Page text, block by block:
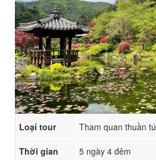
Loại tour Tham quan thuần
Thời gian 5 ngày 4 đêm